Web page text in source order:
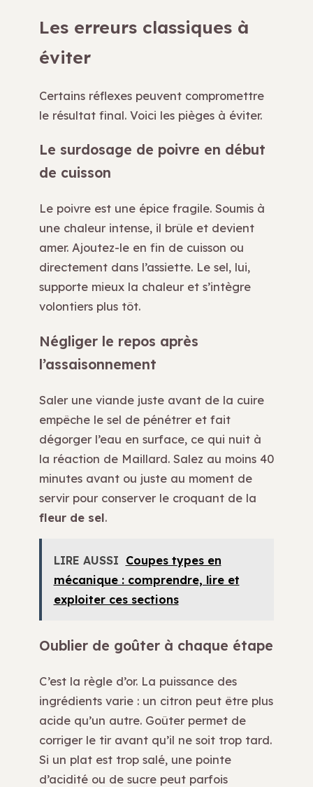
Les erreurs classiques à
éviter
Certains réflexes peuvent compromettre
le résultat final. Voici les pièges à éviter.
Le surdosage de poivre en début
de cuisson
Le poivre est une épice fragile. Soumis à
une chaleur intense, il brûle et devient
amer. Ajoutez-le en fin de cuisson ou
directement dans l’assiette. Le sel, lui,
supporte mieux la chaleur et s’intègre
volontiers plus tôt.
Négliger le repos après
l’assaisonnement
Saler une viande juste avant de la cuire
empêche le sel de pénétrer et fait
dégorger l’eau en surface, ce qui nuit à
la réaction de Maillard. Salez au moins 40
minutes avant ou juste au moment de
servir pour conserver le croquant de la
fleur de sel.
LIRE AUSSI Coupes types en
mécanique : comprendre, lire et
exploiter ces sections
Oublier de goûter à chaque étape
C’est la règle d’or. La puissance des
ingrédients varie : un citron peut être plus
acide qu’un autre. Goûter permet de
corriger le tir avant qu’il ne soit trop tard.
Si un plat est trop salé, une pointe
d’acidité ou de sucre peut parfois